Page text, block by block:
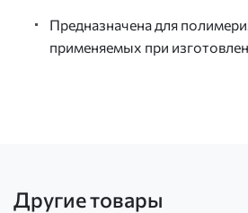
Предназначена для
применяемых при
Другие товары